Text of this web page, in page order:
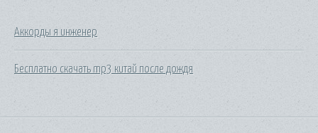
Аккорды я инженер
Бесплатно скачать mp3 китай после дождя